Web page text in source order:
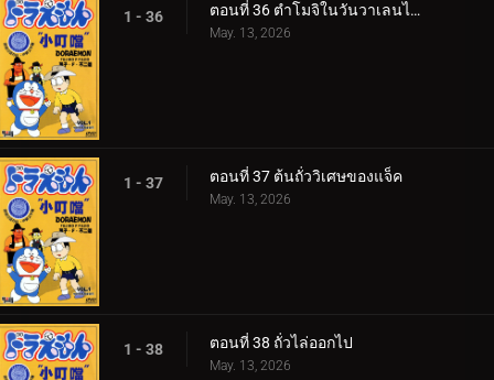
1 - 36 ตอนที่ 36 ตำโมจิในวันวาเลนไทน์
May. 13, 2026
1 - 37 ตอนที่ 37 ต้นถั่ววิเศษของแจ็ค
May. 13, 2026
1 - 38 ตอนที่ 38 ถั่วไล่ออกไป
May. 13, 2026